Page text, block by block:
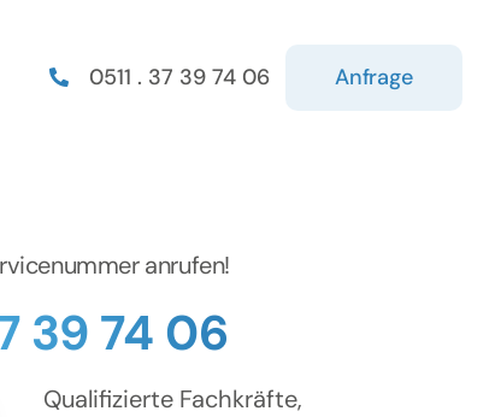
0511 . 37 39 74 06 Anfrage
anrufen!
39 74 06
Qualifizierte Fachkräfte,